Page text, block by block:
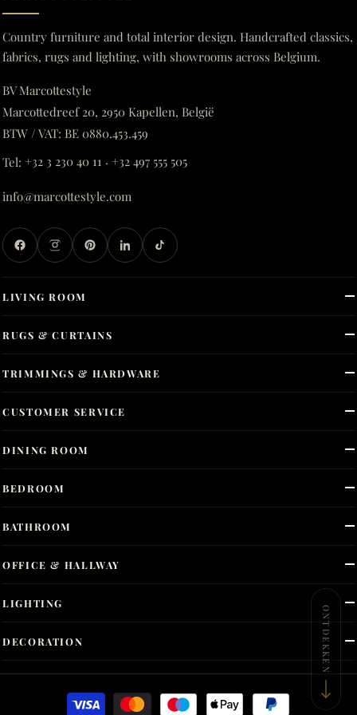
Country furniture and total interior design. Handcrafted classics,
fabrics, rugs and lighting, with showrooms across Belgium.
BV Marcottestyle
Marcottedreef 20, 2950 Kapellen, België
BTW / VAT: BE 0880.453.459
Tel: +32 3 230 40 11 · +32 497 555 505
info@marcottestyle.com
LIVING ROOM
DINING ROOM
BEDROOM
BATHROOM
OFFICE & HALLWAY
LIGHTING
DECORATION
RUGS & CURTAINS
TRIMMINGS & HARDWARE
CUSTOMER SERVICE
ONTDEKKEN